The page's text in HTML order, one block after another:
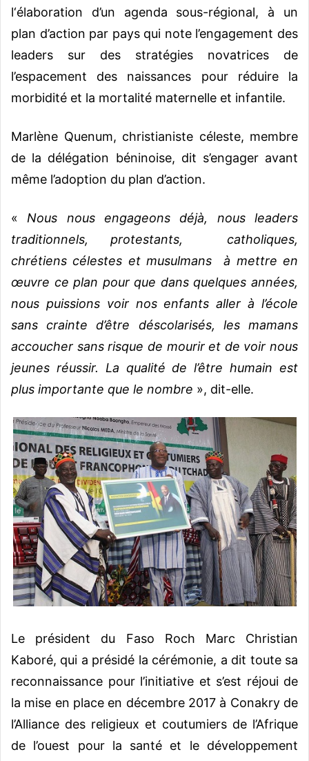
l‘élaboration d’un agenda sous-régional, à un
plan d’action par pays qui note l’engagement des
leaders sur des stratégies novatrices de
l’espacement des naissances pour réduire la
morbidité et la mortalité maternelle et infantile.
Marlène Quenum, christianiste céleste, membre
de la délégation béninoise, dit s’engager avant
même l’adoption du plan d’action.
« Nous nous engageons déjà, nous leaders
traditionnels, protestants, catholiques,
chrétiens célestes et musulmans à mettre en
œuvre ce plan pour que dans quelques années,
nous puissions voir nos enfants aller à l’école
sans crainte d’être déscolarisés, les mamans
accoucher sans risque de mourir et de voir nous
jeunes réussir. La qualité de l’être humain est
plus importante que le nombre », dit-elle.
Le président du Faso Roch Marc Christian
Kaboré, qui a présidé la cérémonie, a dit toute sa
reconnaissance pour l’initiative et s’est réjoui de
la mise en place en décembre 2017 à Conakry de
l’Alliance des religieux et coutumiers de l’Afrique
de l’ouest pour la santé et le développement